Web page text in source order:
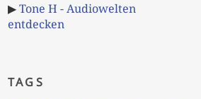
▶Tone H - Audiowelten
entdecken
TAGS